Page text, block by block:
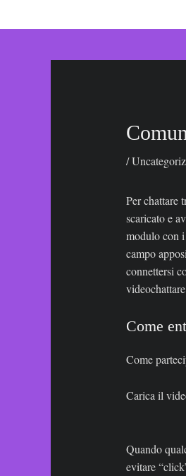
вмісту
/
Per chattare
scaricato e
modulo con
campo
connettersi
Come
Come
Carica il
Quando
evitare